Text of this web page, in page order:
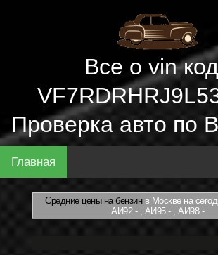
Все о vin
Проверка авто по
Главная
Средние цены на бензинв Москве на
АИ92 - , АИ95 - , АИ98 -